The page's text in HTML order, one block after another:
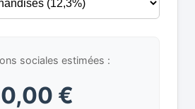
sociales estimées :
0,00 €